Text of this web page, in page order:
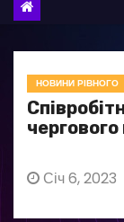
НОВИНИ РІВНОГО
Січ 6, 2023